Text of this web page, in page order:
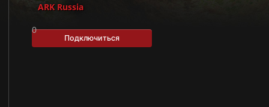
ARK Russia
0
Подключиться